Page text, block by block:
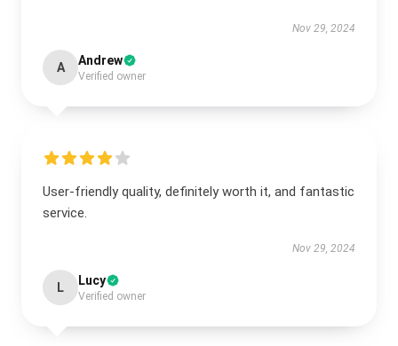
Nov 29, 2024
A Andrew
Verified owner
User-friendly quality, definitely worth it, and fantastic
service.
Nov 29, 2024
L Lucy
Verified owner